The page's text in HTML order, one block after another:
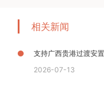
相关新闻
支持广西贵港过渡安
2026-07-13